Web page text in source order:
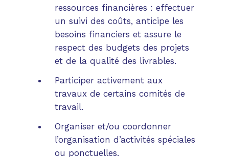
ressources financières : effectuer
un suivi des coûts, anticipe les
besoins financiers et assure le
respect des budgets des projets
et de la qualité des livrables.
Participer activement aux
travaux de certains comités de
travail.
Organiser et/ou coordonner
l’organisation d’activités spéciales
ou ponctuelles.